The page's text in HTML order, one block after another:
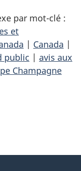
par mot-clé :
et
| Canada |
public | avis aux
Champagne